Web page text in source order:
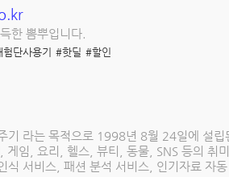
한 뽐뿌입니다.
단사용기 #핫딜 #할인
기 라는 목적으로 1998년 8월 24일에 설
게임, 요리, 헬스, 뷰티, 동물, SNS 등의
식 서비스, 패션 분석 서비스, 인기자료 자동